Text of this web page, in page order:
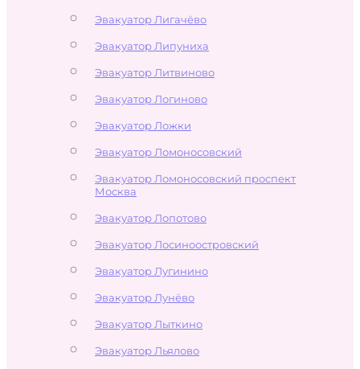
Эвакуатор Лигачёво
Эвакуатор Липуниха
Эвакуатор Литвиново
Эвакуатор Логиново
Эвакуатор Ложки
Эвакуатор Ломоносовский
Эвакуатор Ломоносовский проспект
Москва
Эвакуатор Лопотово
Эвакуатор Лосиноостровский
Эвакуатор Лугинино
Эвакуатор Лунёво
Эвакуатор Лыткино
Эвакуатор Льялово